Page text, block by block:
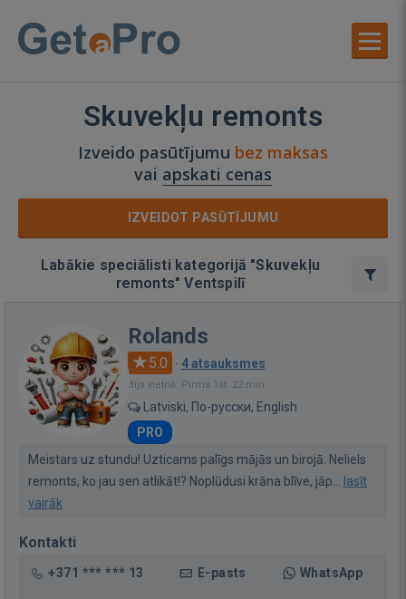
Skuvekļu remonts
Izveido pasūtījumu bez maksas
vai apskati cenas
IZVEIDOT PASŪTĪJUMU
Labākie speciālisti kategorijā "Skuvekļu
remonts" Ventspilī
Rolands
5.0 · 4 atsauksmes
Bija vietnē: Pirms 1st. 22 min.
Latviski, По-русски, English
PRO
Meistars uz stundu! Uzticams palīgs mājās un birojā. Neliels
remonts, ko jau sen atlikāt!? Noplūdusi krāna blīve, jāp...
lasīt
vairāk
Kontakti
+371 *** *** 13 E-pasts WhatsApp